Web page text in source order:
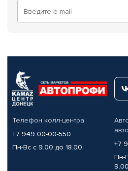
Телефон колл-центра
+7 949 00-00-550
Пн-Вс с 9.00 до 18.00
+7
Пн-